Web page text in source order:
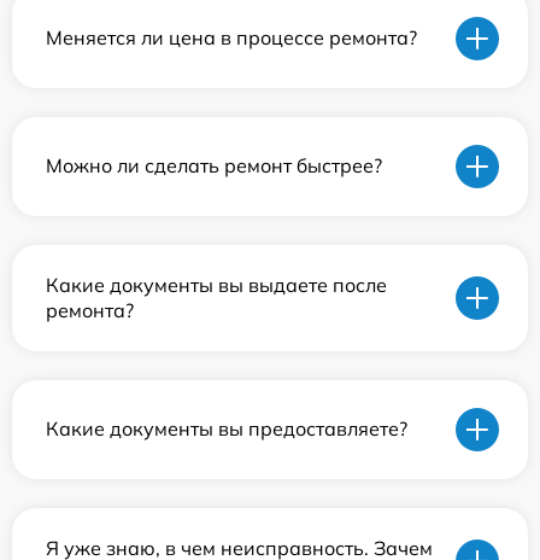
Меняется ли цена в процессе ремонта?
Можно ли сделать ремонт быстрее?
Какие документы вы выдаете после
ремонта?
Какие документы вы предоставляете?
Я уже знаю, в чем неисправность. Зачем